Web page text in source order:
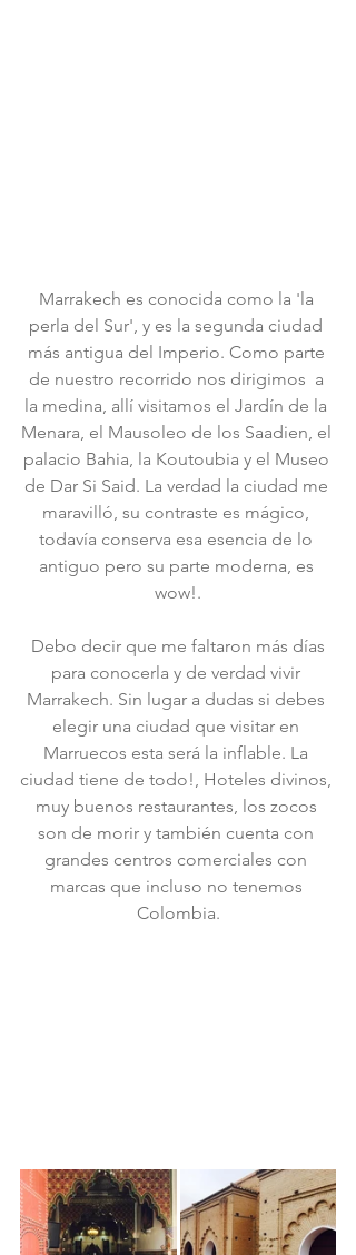
Marrakech es conocida como la 'la
perla del Sur', y es la segunda ciudad
más antigua del Imperio. Como parte
de nuestro recorrido nos dirigimos  a
la medina, allí visitamos el Jardín de la
Menara, el Mausoleo de los Saadien, el
palacio Bahia, la Koutoubia y el Museo
de Dar Si Said. La verdad la ciudad me
maravilló, su contraste es mágico,
todavía conserva esa esencia de lo
antiguo pero su parte moderna, es
wow!.
para conocerla y de verdad vivir
Marrakech. Sin lugar a dudas si debes
elegir una ciudad que visitar en
Marruecos esta será la inflable. La
ciudad tiene de todo!, Hoteles divinos,
muy buenos restaurantes, los zocos
son de morir y también cuenta con
grandes centros comerciales con
marcas que incluso no tenemos
Colombia.